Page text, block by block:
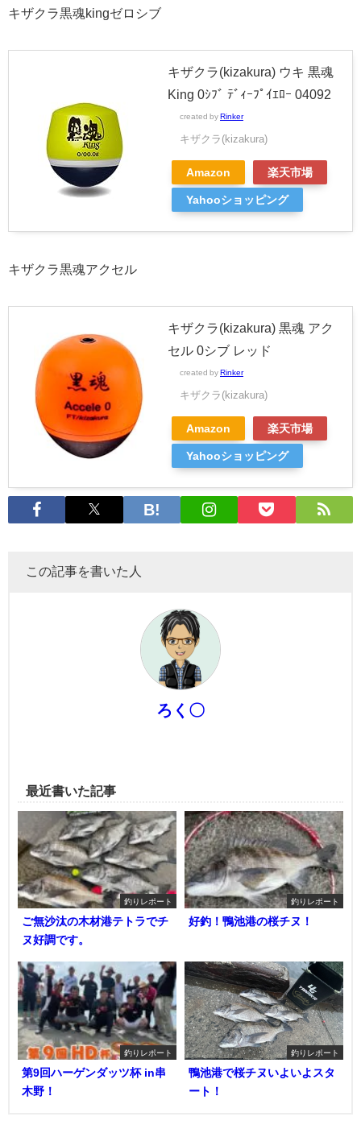
キザクラ黒魂kingゼロシブ
キザクラ(kizakura) ウキ 黒魂
King 0ｼﾌﾞ ﾃﾞｨｰﾌﾟｲｴﾛｰ 04092
created by Rinker
キザクラ(kizakura)
Amazon 楽天市場
Yahooショッピング
キザクラ黒魂アクセル
キザクラ(kizakura) 黒魂 アク
セル 0シブ レッド
created by Rinker
キザクラ(kizakura)
Amazon 楽天市場
Yahooショッピング
この記事を書いた人
ろく〇
最近書いた記事
釣りレポート
ご無沙汰の木材港テトラでチ
ヌ好調です。
釣りレポート
好釣！鴨池港の桜チヌ！
釣りレポート
第9回ハーゲンダッツ杯 in串
木野！
釣りレポート
鴨池港で桜チヌいよいよスタ
ート！